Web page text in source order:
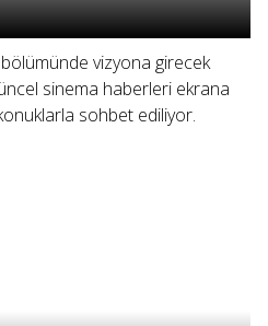
vizyona girecek
sinema haberleri ekrana
sohbet ediliyor.